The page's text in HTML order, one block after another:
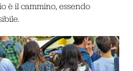
è il cammino, essendo